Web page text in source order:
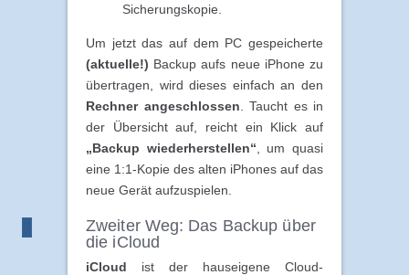
Sicherungskopie.
Um jetzt das auf dem PC gespeicherte
(aktuelle!) Backup aufs neue iPhone zu
übertragen, wird dieses einfach an den
Rechner angeschlossen . Taucht es in
der Übersicht auf, reicht ein Klick auf
„Backup wiederherstellen“ , um quasi
eine 1:1-Kopie des alten iPhones auf das
neue Gerät aufzuspielen.
Zweiter Weg: Das Backup über
die iCloud
iCloud ist der hauseigene Cloud-